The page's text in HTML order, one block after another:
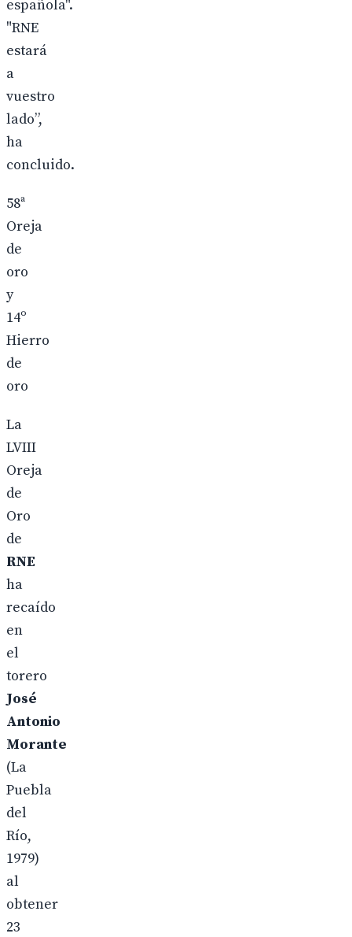
española".
"RNE
estará
a
vuestro
lado”,
ha
concluido.
58ª
Oreja
de
oro
y
14º
Hierro
de
oro
La
LVIII
Oreja
de
Oro
de
RNE
ha
recaído
en
el
torero
José
Antonio
Morante
(La
Puebla
del
Río,
1979)
al
obtener
23